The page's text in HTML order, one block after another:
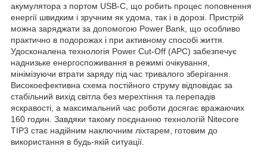
акумулятора з портом USB-C, що робить процес поповнення
енергії швидким і зручним як удома, так і в дорозі. Пристрій
можна заряджати за допомогою Power Bank, що особливо
практично в подорожах і при активному способі життя.
Удосконалена технологія Power Cut-Off (APC) забезпечує
наднизьке енергоспоживання в режимі очікування,
мінімізуючи втрати заряду під час тривалого зберігання.
Високоефективна схема постійного струму відповідає за
стабільний вихід світла без мерехтіння та перепадів
яскравості, а максимальний час роботи досягає вражаючих
160 годин. Завдяки такому поєднанню технологій Nitecore
TIP3 стає надійним наключним ліхтарем, готовим до
використання в будь-якій ситуації.